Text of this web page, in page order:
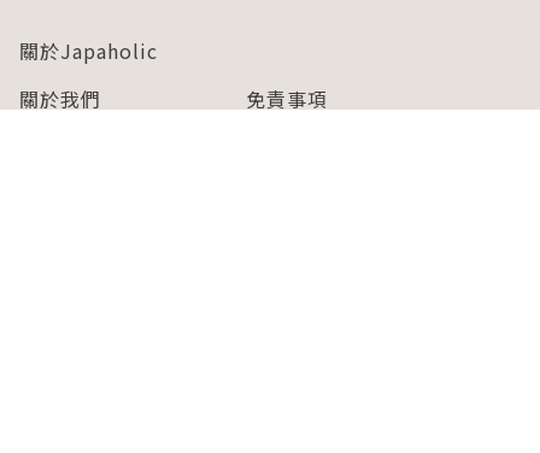
關於Japaholic
關於我們
免責事項